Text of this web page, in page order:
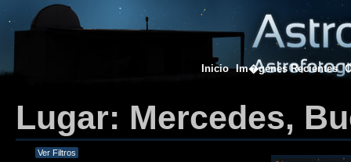
Inicio Im�genes Recientes
Lugar: Mercedes,
Ver Filtros